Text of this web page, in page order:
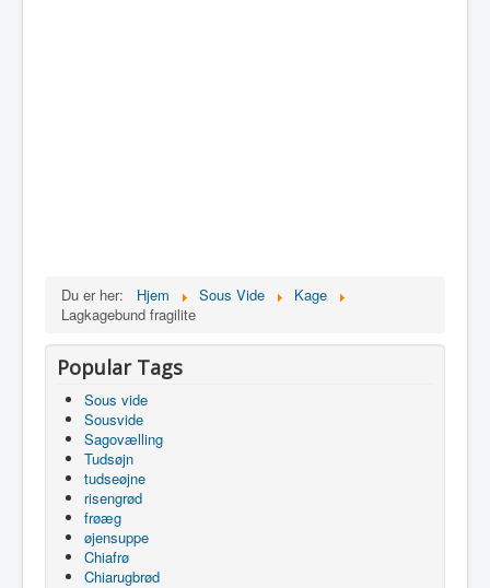
Du er her: Hjem Sous Vide
Kage
Lagkagebund fragilite
Popular Tags
Sous vide
Sousvide
Sagovælling
Tudsøjn
tudseøjne
risengrød
frøæg
øjensuppe
Chiafrø
Chiarugbrød